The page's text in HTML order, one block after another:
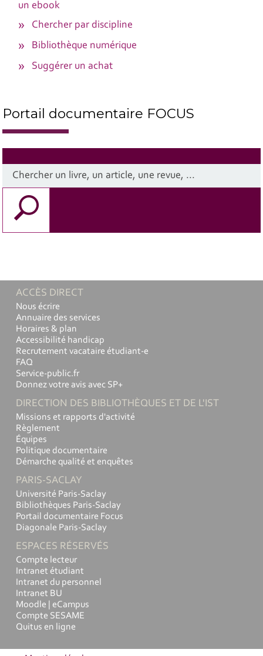
un ebook
Chercher par discipline
Bibliothèque numérique
Suggérer un achat
Portail documentaire FOCUS
ACCÈS DIRECT
Nous écrire
Annuaire des services
Horaires & plan
Accessibilité handicap
Recrutement vacataire étudiant-e
FAQ
Service-public.fr
Donnez votre avis avec SP+
DIRECTION DES BIBLIOTHÈQUES ET DE L'IST
Missions et rapports d'activité
Règlement
Équipes
Politique documentaire
Démarche qualité et enquêtes
PARIS-SACLAY
Université Paris-Saclay
Bibliothèques Paris-Saclay
Portail documentaire Focus
Diagonale Paris-Saclay
ESPACES RÉSERVÉS
Compte lecteur
Intranet étudiant
Intranet du personnel
Intranet BU
Moodle | eCampus
Compte SESAME
Quitus en ligne